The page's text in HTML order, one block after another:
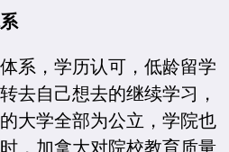
系，学历认可，低龄留学
去自己想去的继续学习，
大学全部为公立，学院也
，加拿大对院校教育质量